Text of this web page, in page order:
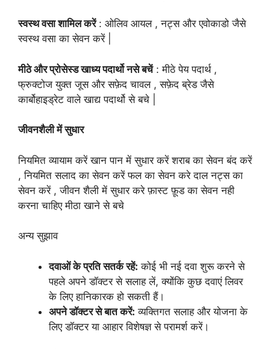
स्वस्थ वसा शामिल करें: ओलिव आयल , नट्स और एवोकाडो जैसे
स्वस्थ वसा का सेवन करें |
मीठे और प्रोसेस्ड खाध्य पदार्थो नसे बचें: मीठे पेय पदार्थ ,
फ्रुक्टोज युक्त जूस और सफ़ेद चावल , सफ़ेद ब्रेड जैसे
कार्बोहाइड्रेट वाले खाद्य पदार्थो से बचे |
जीवनशैली में सुधार
नियमित व्यायाम करें खान पान में सुधार करें शराब का सेवन बंद करें
, नियमित सलाद का सेवन करें फल का सेवन करे दाल नट्स का
सेवन करें , जीवन शैली में सुधार करे फ़ास्ट फ़ूड का सेवन नही
करना चाहिए मीठा खाने से बचे
अन्य सुझाव
दवाओं के प्रति सतर्क रहें: कोई भी नई दवा शुरू करने से
पहले अपने डॉक्टर से सलाह लें, क्योंकि कुछ दवाएं लिवर
के लिए हानिकारक हो सकती हैं।
अपने डॉक्टर से बात करें: व्यक्तिगत सलाह और योजना के
लिए डॉक्टर या आहार विशेषज्ञ से परामर्श करें।